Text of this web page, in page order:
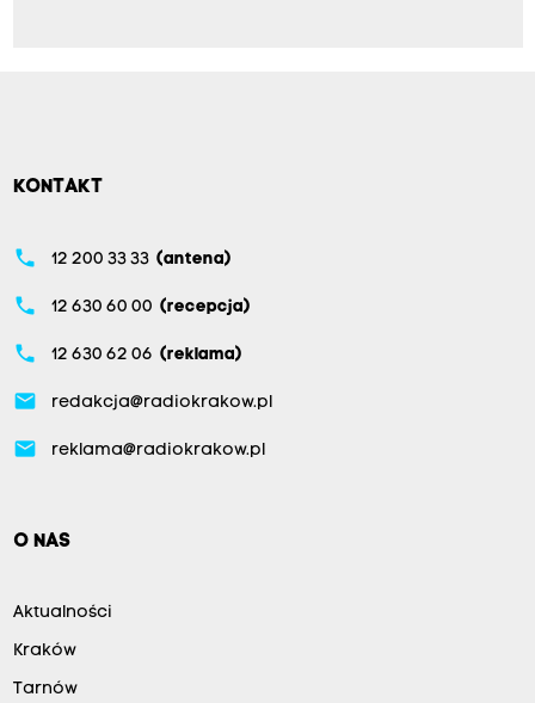
KONTAKT
phone 12 200 33 33 (antena)
phone 12 630 60 00 (recepcja)
phone 12 630 62 06 (reklama)
email redakcja@radiokrakow.pl
email reklama@radiokrakow.pl
O NAS
Aktualności
Kraków
Tarnów